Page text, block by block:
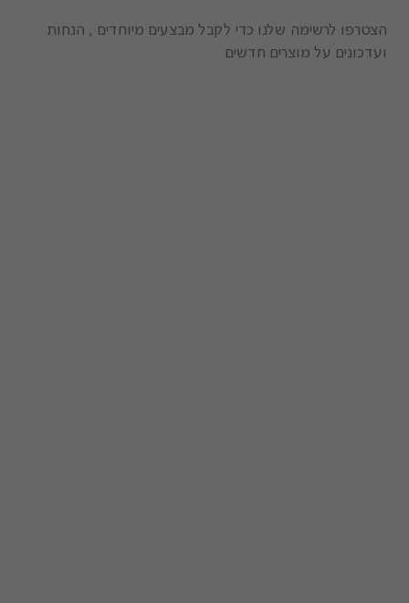
הצטרפו לרשימה שלנו כדי לקבל מבצעים מיוחדים , הנחות
ועדכונים על מוצרים חדשים